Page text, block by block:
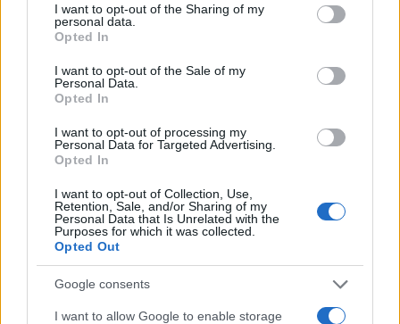
not limited to your visit or usage behaviour. You may click to
grant or deny consent to Google and its third-party tags to
use your data for below specified purposes in below Google
consent section.
I want to opt-out of the Sharing of my
personal data.
Opted In
I want to opt-out of the Sale of my
Personal Data.
Opted In
I want to opt-out of processing my
Personal Data for Targeted Advertising.
Opted In
I want to opt-out of Collection, Use,
Retention, Sale, and/or Sharing of my
Personal Data that Is Unrelated with the
Purposes for which it was collected.
Opted Out
Google consents
I want to allow Google to enable storage
Η Κατερίνα Γερονικολού στην Λευκάδα:
Ποζάρει με καλοκαιρινή διάθεση στην πισίνα –
Φωτογραφίες
06.08.2026